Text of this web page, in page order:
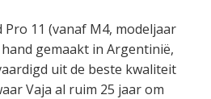
Pro 11 (vanaf M4, modeljaar
gemaakt in Argentinië,
uit de beste kwaliteit
Vaja al ruim 25 jaar om